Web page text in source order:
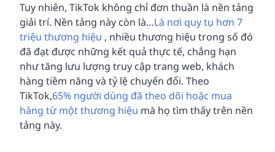
Tuy nhiên, TikTok không chỉ đơn thuần là nền tảng
giải trí. Nền tảng này còn là…Là nơi quy tụ hơn 7
triệu thương hiệu , nhiều thương hiệu trong số đó
đã đạt được những kết quả thực tế, chẳng hạn
như tăng lưu lượng truy cập trang web, khách
hàng tiềm năng và tỷ lệ chuyển đổi. Theo
TikTok,65% người dùng đã theo dõi hoặc mua
hàng từ một thương hiệu mà họ tìm thấy trên nền
tảng này.